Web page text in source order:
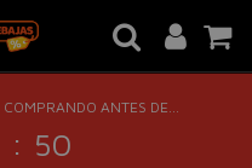
COMPRANDO ANTES DE...
: 50